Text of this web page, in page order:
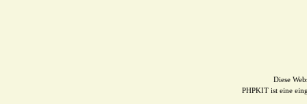
Diese
PHPKIT ist eine